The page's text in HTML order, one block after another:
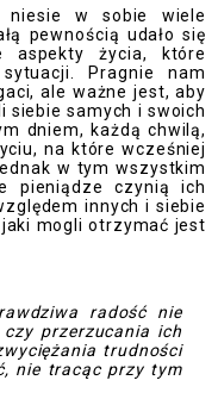
niesie w sobie wiele
pewnością udało się
aspekty życia, które
Pragnie nam
ale ważne jest, aby
samych i swoich
dniem, każdą chwilą,
na które wcześniej
w tym wszystkim
pieniądze czynią ich
innych i siebie
mogli otrzymać jest
radość nie
przerzucania ich
trudności
nie tracąc przy tym